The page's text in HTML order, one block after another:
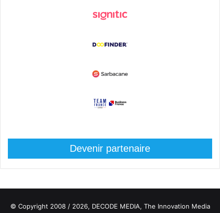
Devenir partenaire
© Copyright 2008 / 2026, DECODE MEDIA, The Innovation Media